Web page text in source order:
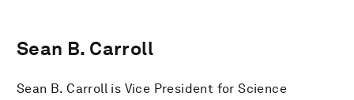
Sean B. Carroll
Sean B. Carroll is Vice President for Science